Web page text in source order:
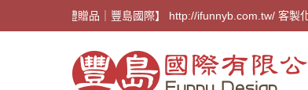
【廣告禮贈品｜豐島國際】 http://ifunnyb.com.tw/ 客製